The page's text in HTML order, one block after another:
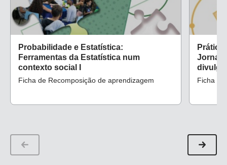
Probabilidade e Estatística:
Ferramentas da Estatística num
contexto social I
Ficha de Recomposição de aprendizagem
as
Ficha